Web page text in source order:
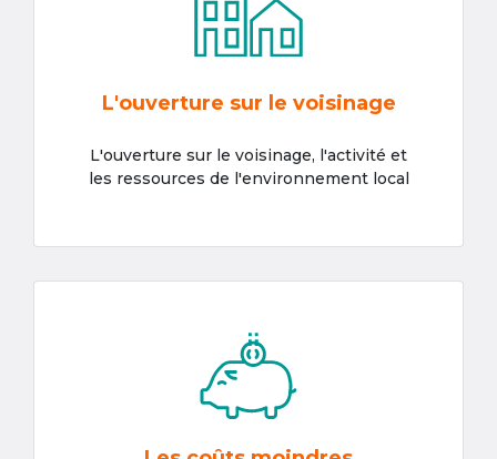
L'ouverture sur le voisinage
L'ouverture sur le voisinage, l'activité et
les ressources de l'environnement local